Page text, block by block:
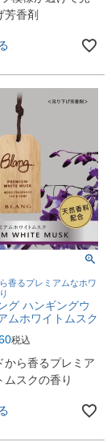
芳香剤
香るプレミアムなホワ
グ ハンギングウ
ムホワイトムスク
税込
から香るプレミア
ムスクの香り